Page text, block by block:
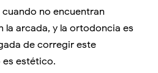
no encuentran
la arcada, y la ortodoncia es
de corregir este
es estético.